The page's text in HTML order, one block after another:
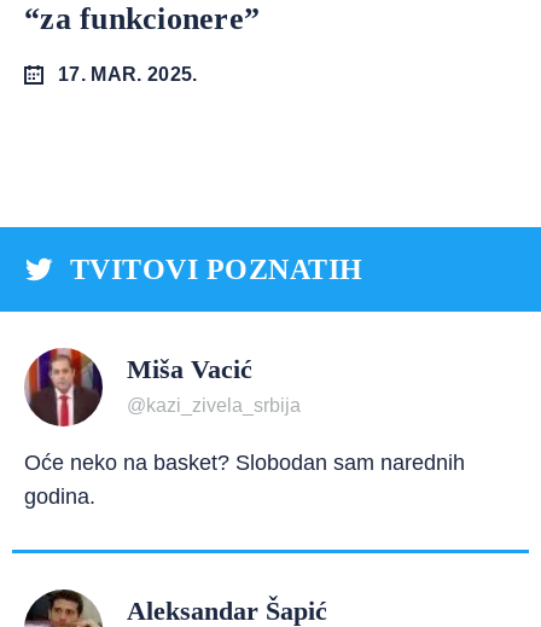
“za funkcionere”
17. MAR. 2025.
TVITOVI POZNATIH
Miša Vacić
@kazi_zivela_srbija
Oće neko na basket? Slobodan sam narednih
godina.
Aleksandar Šapić